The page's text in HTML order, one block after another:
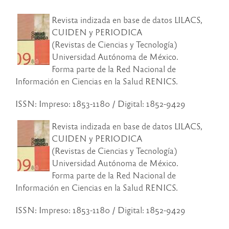
Revista indizada en base de datos LILACS,
CUIDEN y PERIODICA
(Revistas de Ciencias y Tecnología)
Universidad Autónoma de México.
Forma parte de la Red Nacional de
Información en Ciencias en la Salud RENICS.
ISSN: Impreso: 1853-1180 / Digital: 1852-9429
Revista indizada en base de datos LILACS,
CUIDEN y PERIODICA
(Revistas de Ciencias y Tecnología)
Universidad Autónoma de México.
Forma parte de la Red Nacional de
Información en Ciencias en la Salud RENICS.
ISSN: Impreso: 1853-1180 / Digital: 1852-9429